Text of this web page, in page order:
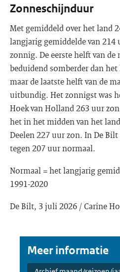
Zonneschijnduur
Met gemiddeld over het land
langjarig gemiddelde van 214
zonnig. De eerste helft van de
beduidend somberder dan
maar de laatste helft van de
uitbundig. Het zonnigst was
Hoek van Holland 263 uur
het in het midden van het
Deelen 227 uur zon. In De
tegen 207 uur normaal.
Normaal = het langjarig
1991-2020
De Bilt, 3 juli 2026 / Carine
Meer informatie